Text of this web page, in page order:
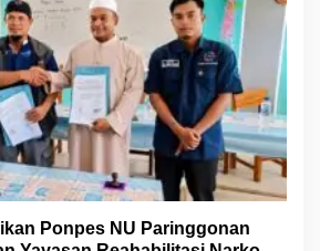
Ponpes NU Paringgonan